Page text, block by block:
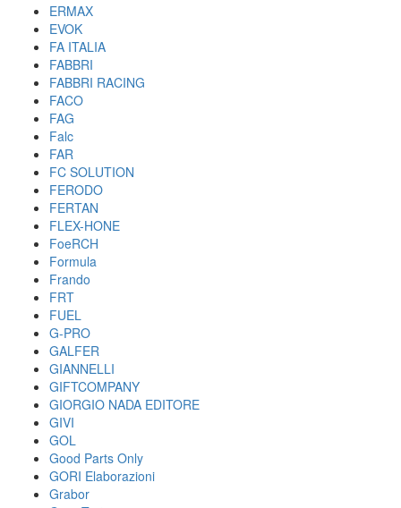
ERMAX
EVOK
FA ITALIA
FABBRI
FABBRI RACING
FACO
FAG
Falc
FAR
FC SOLUTION
FERODO
FERTAN
FLEX-HONE
FoeRCH
Formula
Frando
FRT
FUEL
G-PRO
GALFER
GIANNELLI
GIFTCOMPANY
GIORGIO NADA EDITORE
GIVI
GOL
Good Parts Only
GORI Elaborazioni
Grabor